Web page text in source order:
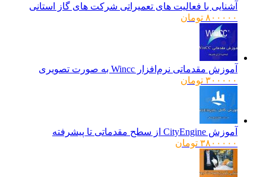
آشنایی با فعالیت های تعمیراتی شرکت های گاز استانی
۸۰۰۰۰۰ تومان
آموزش مقدماتی نرم‌افزار Wincc به صورت تصویری
۳۰۰۰۰۰ تومان
آموزش CityEngine از سطح مقدماتی تا پیشرفته
۳۸۰۰۰۰۰ تومان